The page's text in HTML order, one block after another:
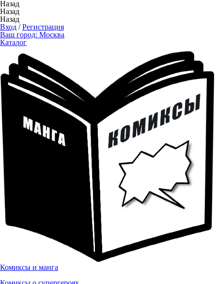
Назад
Назад
Назад
Вход /Регистрация
Ваш город: Москва
Каталог
Комиксы и манга